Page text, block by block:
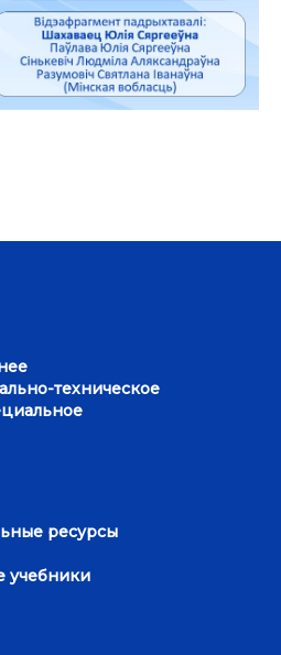
техническое
ресурсы
учебники